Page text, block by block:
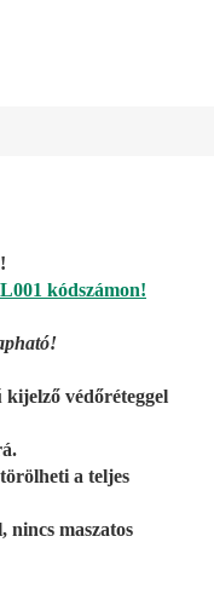
kódszámon!
kijelző védőréteggel
a teljes
nincs maszatos